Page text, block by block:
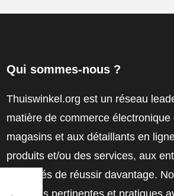
Qui sommes-nous ?
Thuiswinkel.org est un réseau
matière de commerce
magasins et aux détaillants en
produits et/ou des services, aux
employés de réussir davantage.
solutions pertinentes et pratiques